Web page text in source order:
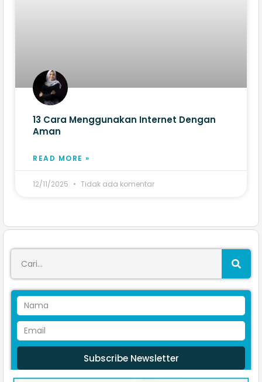
13 Cara Menggunakan Internet Dengan
Aman​
READ MORE »
12/11/2025 Tidak ada komentar
Subscribe Newsletter